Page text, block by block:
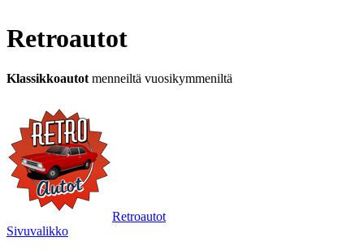
Retroautot
Klassikkoautot menneiltä vuosikymmeniltä
Retroautot
Sivuvalikko